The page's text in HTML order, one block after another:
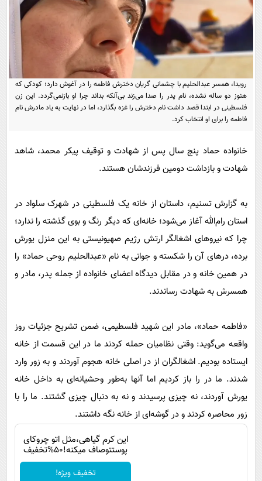
سلامت
یک برش دانایی
محیط زیست
سفر و تفریح
سیاست خارجی
فرهنگ و هنر
علم و دانش
فناوری و It
اخبار کریپتو
قرآن
گوناگون
سرگرمی
باشگاه مغز
فیلم
اقتصاد
سیاست
سرگرمی
حوادث
محیط زیست
سلامت
بین الملل
اجتماعی
حیات وحش
سیاست خارجی
عصر ایران 2
داستان کوتاه
پیامک
رویدا، همسر عبدالحلیم با چشمانی گریان دخترش فاطمه را در آغوش دارد؛ کودکی که
هنوز دو ساله نشده، نام پدر را صدا می‌زند بی‌آنکه بداند چرا او بازنمی‌گردد. این زن
فلسطینی در ابتدا قصد داشت نام دخترش را غزه بگذارد، اما در نهایت به یاد مادرش نام
فاطمه را برای او انتخاب کرد.
خانواده حماد پنج سال پس از شهادت و توقیف پیکر محمد، شاهد
شهادت و بازداشت دومین فرزندشان هستند.
به گزارش تسنیم، داستان از خانه یک فلسطینی در شهرک سلواد در
استان رام‌الله آغاز می‌شود؛ خانه‌ای که دیگر رنگ و بوی گذشته را ندارد؛
چرا که نیروهای اشغالگر ارتش رژیم صهیونیستی به این منزل یورش
برده، درهای آن را شکسته و جوانی به نام «عبدالحلیم روحی حماد» را
در همین خانه و در مقابل دیدگاه اعضای خانواده از جمله پدر، مادر و
همسرش به شهادت رساندند.
«فاطمه حماد»، مادر این شهید فلسطیمی، ضمن تشریح جزئیات روز
واقعه می‌گوید: وقتی نظامیان حمله کردند ما در این قسمت از خانه
ایستاده بودیم. اشغالگران از در اصلی خانه هجوم آوردند و به زور وارد
شدند. ما در را باز کردیم اما آنها به‌طور وحشیانه‌ای به داخل خانه
یورش آوردند، نه چیزی پرسیدند و نه به دنبال چیزی گشتند. ما را با
زور محاصره کردند و در گوشه‌ای از خانه نگه داشتند.
این کرم گیاهی،مثل اتو چروکای
پوستتوصاف میکنه!50%تخفیف
تخفیف ویژه!